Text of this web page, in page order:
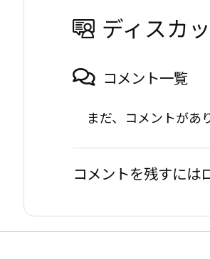
ディスカ
コメント一覧
まだ、コメントがあ
コメントを残すには